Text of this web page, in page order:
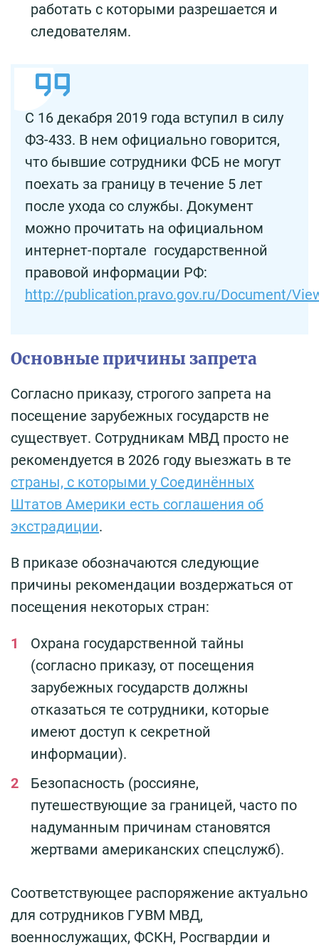
работать с которыми разрешается и
следователям.
С 16 декабря 2019 года вступил в силу
ФЗ-433. В нем официально говорится,
что бывшие сотрудники ФСБ не могут
поехать за границу в течение 5 лет
после ухода со службы. Документ
можно прочитать на официальном
интернет-портале государственной
правовой информации РФ:
http://publication.pravo.gov.ru/Document/
Основные причины запрета
Согласно приказу, строгого запрета на
посещение зарубежных государств не
существует. Сотрудникам МВД просто не
рекомендуется в 2026 году выезжать в те
страны, с которыми у Соединённых
Штатов Америки есть соглашения об
экстрадиции.
В приказе обозначаются следующие
причины рекомендации воздержаться от
посещения некоторых стран:
Охрана государственной тайны
(согласно приказу, от посещения
зарубежных государств должны
отказаться те сотрудники, которые
имеют доступ к секретной
информации).
Безопасность (россияне,
путешествующие за границей, часто по
надуманным причинам становятся
жертвами американских спецслужб).
Соответствующее распоряжение актуально
для сотрудников ГУВМ МВД,
военнослужащих, ФСКН, Росгвардии и